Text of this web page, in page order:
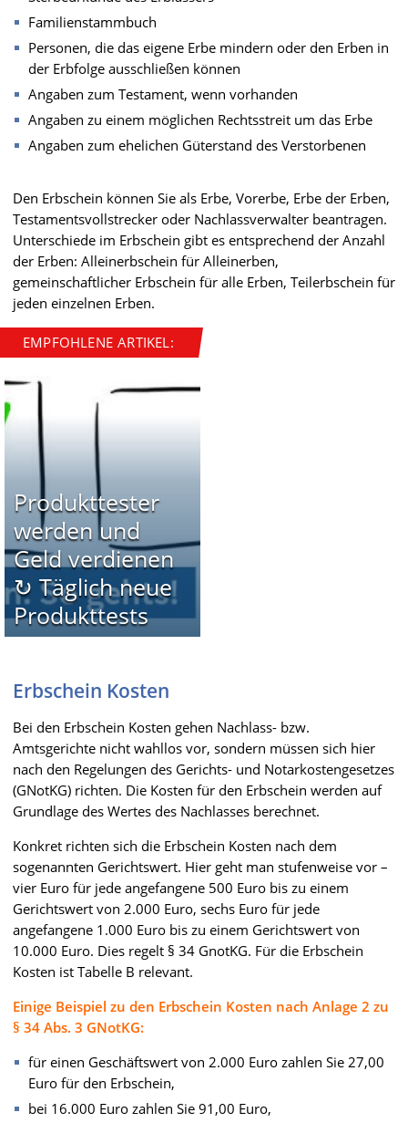
Familienstammbuch
Personen, die das eigene Erbe mindern oder den Erben in
der Erbfolge ausschließen können
Angaben zum Testament, wenn vorhanden
Angaben zu einem möglichen Rechtsstreit um das Erbe
Angaben zum ehelichen Güterstand des Verstorbenen
Den Erbschein können Sie als Erbe, Vorerbe, Erbe der Erben,
Testamentsvollstrecker oder Nachlassverwalter beantragen.
Unterschiede im Erbschein gibt es entsprechend der Anzahl
der Erben: Alleinerbschein für Alleinerben,
gemeinschaftlicher Erbschein für alle Erben, Teilerbschein für
jeden einzelnen Erben.
EMPFOHLENE ARTIKEL:
Produkttester
werden und
Geld verdienen
↻ Täglich neue
Produkttests
Erbschein Kosten
Bei den Erbschein Kosten gehen Nachlass- bzw.
Amtsgerichte nicht wahllos vor, sondern müssen sich hier
nach den Regelungen des Gerichts- und Notarkostengesetzes
(GNotKG) richten. Die Kosten für den Erbschein werden auf
Grundlage des Wertes des Nachlasses berechnet.
Konkret richten sich die Erbschein Kosten nach dem
sogenannten Gerichtswert. Hier geht man stufenweise vor –
vier Euro für jede angefangene 500 Euro bis zu einem
Gerichtswert von 2.000 Euro, sechs Euro für jede
angefangene 1.000 Euro bis zu einem Gerichtswert von
10.000 Euro. Dies regelt § 34 GnotKG. Für die Erbschein
Kosten ist Tabelle B relevant.
Einige Beispiel zu den Erbschein Kosten nach Anlage 2 zu
§ 34 Abs. 3 GNotKG:
für einen Geschäftswert von 2.000 Euro zahlen Sie 27,00
Euro für den Erbschein,
bei 16.000 Euro zahlen Sie 91,00 Euro,